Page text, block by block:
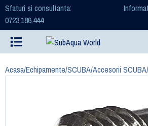
Sfaturi si consultanta:
0723.186.444
Acasa/Echipamente/SCUBA/Accesorii SCUBA/